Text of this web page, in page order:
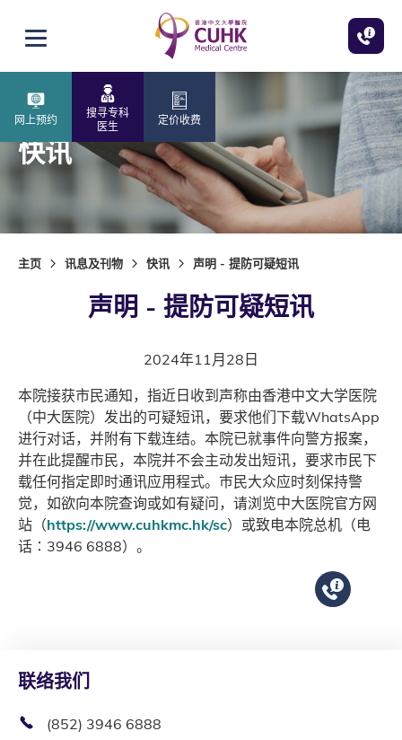
打开选单
网上预约
搜寻专科
医生
定价收费
快讯
主页 讯息及刊物 快讯 声明 - 提防可疑短讯
声明 - 提防可疑短讯
2024年11月28日
本院接获市民通知，指近日收到声称由香港中文大学医院
（中大医院）发出的可疑短讯，要求他们下载WhatsApp
进行对话，并附有下载连结。本院已就事件向警方报案，
并在此提醒市民，本院并不会主动发出短讯，要求市民下
载任何指定即时通讯应用程式。巿民大众应时刻保持警
觉，如欲向本院查询或如有疑问，请浏览中大医院官方网
站（https://www.cuhkmc.hk/sc）或致电本院总机（电
话∶3946 6888）。
联络我们
(852) 3946 6888